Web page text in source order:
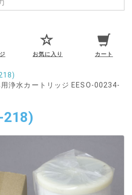
お気に入り カート
浄水カートリッジ EESO-00234-
218)